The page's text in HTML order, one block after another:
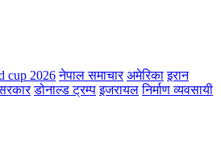
cup 2026 नेपाल समाचार अमेरिका इरान
डोनाल्ड ट्रम्प इजरायल निर्माण व्यवसायी